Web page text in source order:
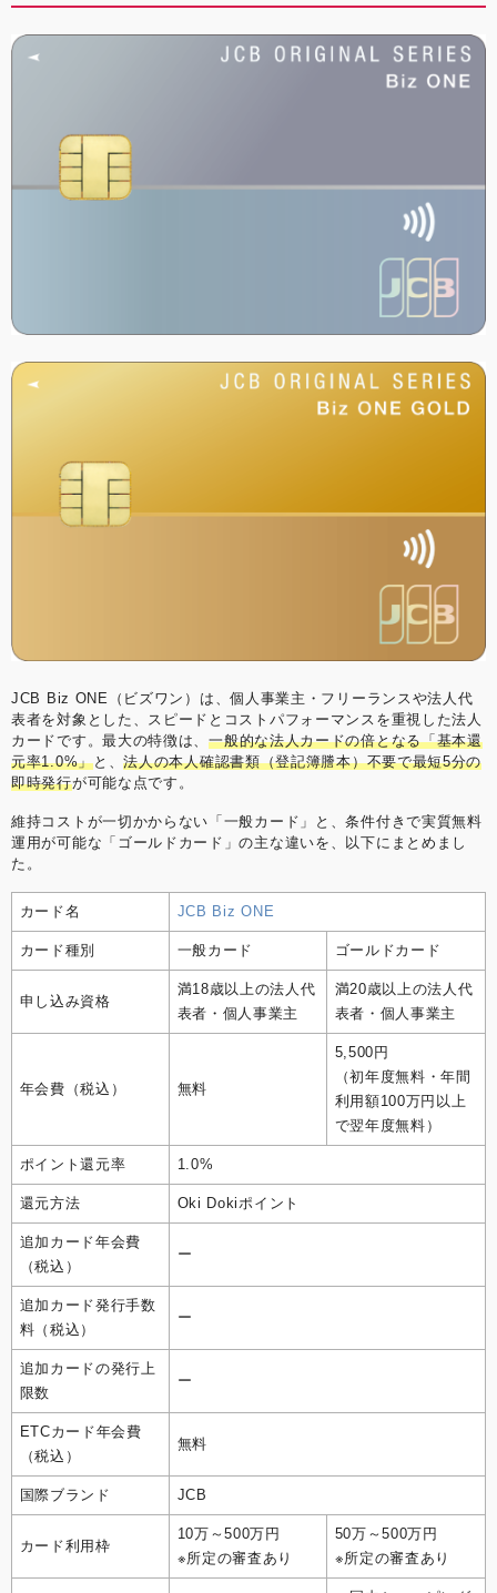
JCB Biz ONE（ビズワン）は、個人事業主・フリーランスや法人代
表者を対象とした、スピードとコストパフォーマンスを重視した法人
カードです。最大の特徴は、一般的な法人カードの倍となる「基本還
元率1.0%」と、法人の本人確認書類（登記簿謄本）不要で最短5分の
即時発行が可能な点です。
維持コストが一切かからない「一般カード」と、条件付きで実質無料
運用が可能な「ゴールドカード」の主な違いを、以下にまとめまし
た。
カード名 JCB Biz ONE
カード種別 一般カード ゴールドカード
申し込み資格
満18歳以上の法人代
表者・個人事業主
満20歳以上の法人代
表者・個人事業主
年会費（税込） 無料
5,500円
（初年度無料・年間
利用額100万円以上
で翌年度無料）
ポイント還元率 1.0%
還元方法 Oki Dokiポイント
追加カード年会費
（税込）
ー
追加カード発行手数
料（税込）
ー
追加カードの発行上
限数
ー
ETCカード年会費
（税込）
無料
国際ブランド JCB
カード利用枠
10万～500万円
※所定の審査あり
50万～500万円
※所定の審査あり